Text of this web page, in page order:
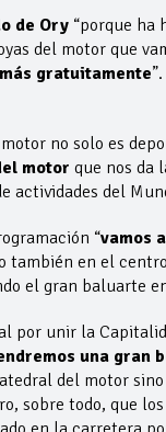
de Ory“porque ha
del motor que
gratuitamente
no solo es
motor que nos da
actividades del
“vamos
también en el
el gran baluarte
por unir la
una gran
del motor
sobre todo, que